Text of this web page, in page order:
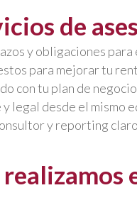
de
y obligaciones
para mejorar tu
con tu plan de
legal desde el mismo
y reporting